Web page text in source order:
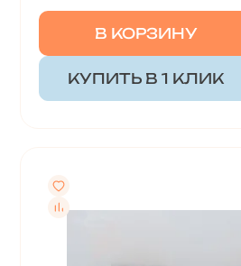
В КОРЗИНУ
КУПИТЬ В 1 КЛИК